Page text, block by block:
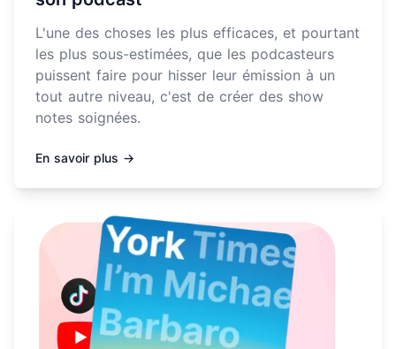
L'une des choses les plus efficaces, et pourtant
les plus sous-estimées, que les podcasteurs
puissent faire pour hisser leur émission à un
tout autre niveau, c'est de créer des show
notes soignées.
En savoir plus →
En savoir plus sur Guide sur la durée des vidéos